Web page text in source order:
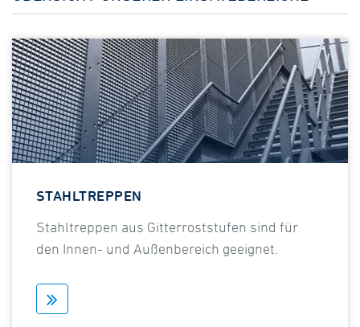
STAHLTREPPEN
Stahltreppen aus Gitterroststufen sind für
den Innen- und Außenbereich geeignet.